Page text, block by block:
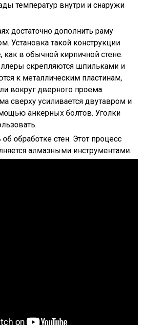
температур внутри и снаружи
достаточно дополнить раму
Установка такой конструкции
как в обычной кирпичной стене.
скрепляются шпильками и
к металлическим пластинам,
вокруг дверного проема.
сверху усиливается двутавром и
анкерных болтов. Уголки
обработке стен. Этот процесс
алмазными инструментами.